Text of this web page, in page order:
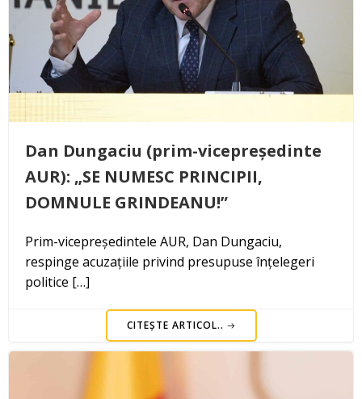
Dan Dungaciu (prim-vicepreședinte
AUR): „SE NUMESC PRINCIPII,
DOMNULE GRINDEANU!”
Prim-vicepreședintele AUR, Dan Dungaciu,
respinge acuzațiile privind presupuse înțelegeri
politice […]
CITEȘTE ARTICOL..